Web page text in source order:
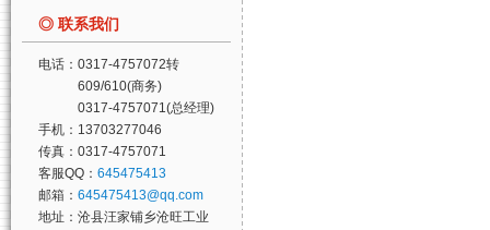
◎ 联系我们
电话：0317-4757072转
609/610(商务)
0317-4757071(总经理)
手机：13703277046
传真：0317-4757071
客服QQ： 645475413
邮箱： 645475413@qq.com
地址：沧县汪家铺乡沧旺工业